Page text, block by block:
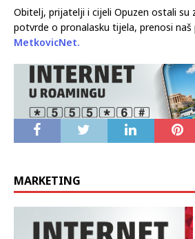
Obitelj, prijatelji i cijeli Opuzen ostali su
potvrde o pronalasku tijela, prenosi
MetkovicNet.
MARKETING